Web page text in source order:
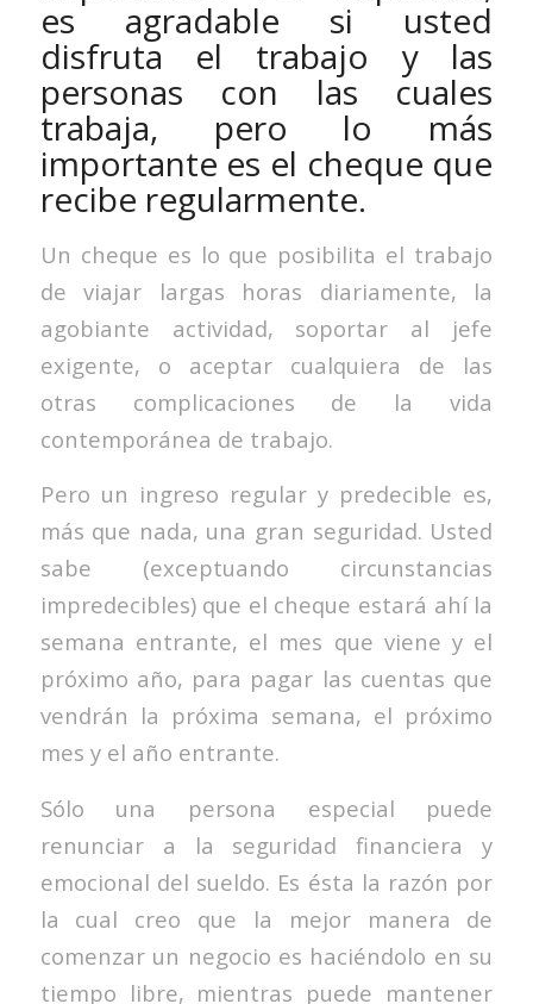
es agradable si usted
disfruta el trabajo y las
personas con las cuales
trabaja, pero lo más
importante es el cheque que
recibe regularmente.
Un cheque es lo que posibilita el trabajo
de viajar largas horas diariamente, la
agobiante actividad, soportar al jefe
exigente, o aceptar cualquiera de las
otras complicaciones de la vida
contemporánea de trabajo.
Pero un ingreso regular y predecible es,
más que nada, una gran seguridad. Usted
sabe (exceptuando circunstancias
impredecibles) que el cheque estará ahí la
semana entrante, el mes que viene y el
próximo año, para pagar las cuentas que
vendrán la próxima semana, el próximo
mes y el año entrante.
Sólo una persona especial puede
renunciar a la seguridad financiera y
emocional del sueldo. Es ésta la razón por
la cual creo que la mejor manera de
comenzar un negocio es haciéndolo en su
tiempo libre, mientras puede mantener